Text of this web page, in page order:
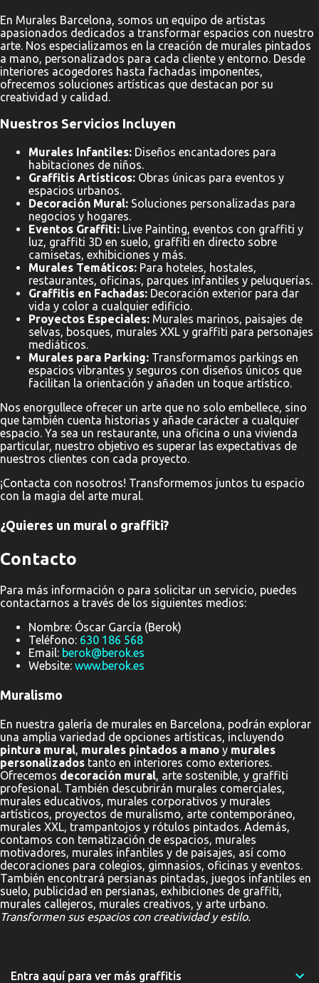
En Murales Barcelona, somos un equipo de artistas
apasionados dedicados a transformar espacios con nuestro
arte. Nos especializamos en la creación de murales pintados
a mano, personalizados para cada cliente y entorno. Desde
interiores acogedores hasta fachadas imponentes,
ofrecemos soluciones artísticas que destacan por su
creatividad y calidad.
Nuestros Servicios Incluyen
Murales Infantiles: Diseños encantadores para
habitaciones de niños.
Graffitis Artísticos: Obras únicas para eventos y
espacios urbanos.
Decoración Mural: Soluciones personalizadas para
negocios y hogares.
Eventos Graffiti: Live Painting, eventos con graffiti y
luz, graffiti 3D en suelo, graffiti en directo sobre
camisetas, exhibiciones y más.
Murales Temáticos: Para hoteles, hostales,
restaurantes, oficinas, parques infantiles y peluquerías.
Graffitis en Fachadas: Decoración exterior para dar
vida y color a cualquier edificio.
Proyectos Especiales: Murales marinos, paisajes de
selvas, bosques, murales XXL y graffiti para personajes
mediáticos.
Murales para Parking: Transformamos parkings en
espacios vibrantes y seguros con diseños únicos que
facilitan la orientación y añaden un toque artístico.
Nos enorgullece ofrecer un arte que no solo embellece, sino
que también cuenta historias y añade carácter a cualquier
espacio. Ya sea un restaurante, una oficina o una vivienda
particular, nuestro objetivo es superar las expectativas de
nuestros clientes con cada proyecto.
¡Contacta con nosotros! Transformemos juntos tu espacio
con la magia del arte mural.
¿Quieres un mural o graffiti?
Contacto
Para más información o para solicitar un servicio, puedes
contactarnos a través de los siguientes medios:
Nombre: Óscar García (Berok)
Teléfono: 630 186 568
Email: berok@berok.es
Website: www.berok.es
Muralismo
En nuestra galería de murales en Barcelona, podrán explorar
una amplia variedad de opciones artísticas, incluyendo
pintura mural, murales pintados a mano y murales
personalizados tanto en interiores como exteriores.
Ofrecemos decoración mural, arte sostenible, y graffiti
profesional. También descubrirán murales comerciales,
murales educativos, murales corporativos y murales
artísticos, proyectos de muralismo, arte contemporáneo,
murales XXL, trampantojos y rótulos pintados. Además,
contamos con tematización de espacios, murales
motivadores, murales infantiles y de paisajes, así como
decoraciones para colegios, gimnasios, oficinas y eventos.
También encontrará persianas pintadas, juegos infantiles en
suelo, publicidad en persianas, exhibiciones de graffiti,
murales callejeros, murales creativos, y arte urbano.
Transformen sus espacios con creatividad y estilo.
Entra aquí para ver más graffitis